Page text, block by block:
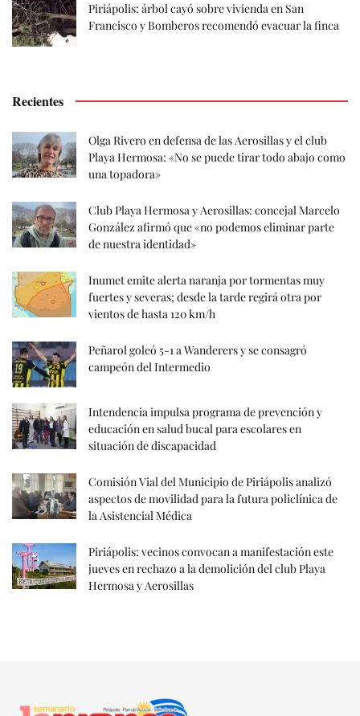
Piriápolis: árbol cayó sobre vivienda en San
Francisco y Bomberos recomendó evacuar la finca
Recientes
Olga Rivero en defensa de las Aerosillas y el club
Playa Hermosa: «No se puede tirar todo abajo como
una topadora»
Club Playa Hermosa y Aerosillas: concejal Marcelo
González afirmó que «no podemos eliminar parte
de nuestra identidad»
Inumet emite alerta naranja por tormentas muy
fuertes y severas; desde la tarde regirá otra por
vientos de hasta 120 km/h
Peñarol goleó 5-1 a Wanderers y se consagró
campeón del Intermedio
Intendencia impulsa programa de prevención y
educación en salud bucal para escolares en
situación de discapacidad
Comisión Vial del Municipio de Piriápolis analizó
aspectos de movilidad para la futura policlínica de
la Asistencial Médica
Piriápolis: vecinos convocan a manifestación este
jueves en rechazo a la demolición del club Playa
Hermosa y Aerosillas